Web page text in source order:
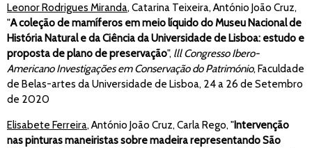
Leonor Rodrigues Miranda, Catarina Teixeira, António João Cruz,
"A coleção de mamíferos em meio líquido do Museu Nacional de
História Natural e da Ciência da Universidade de Lisboa: estudo e
proposta de plano de preservação", lll Congresso Ibero-
Americano Investigações em Conservação do Património, Faculdade
de Belas-artes da Universidade de Lisboa, 24 a 26 de Setembro
de 2020
Elisabete Ferreira, António João Cruz, Carla Rego, "Intervenção
nas pinturas maneiristas sobre madeira representando São